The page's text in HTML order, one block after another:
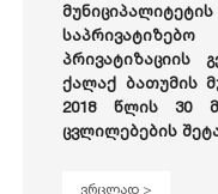
პრივატიზაციის
ქალაქ ბათუმის
2018 წლის 30
ცვლილებების
ვრცლად >